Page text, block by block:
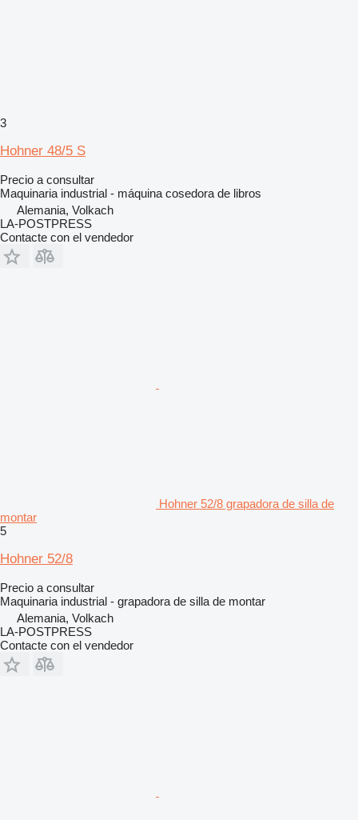
3
Hohner 48/5 S
Precio a consultar
Maquinaria industrial - máquina cosedora de libros
Alemania, Volkach
LA-POSTPRESS
Contacte con el vendedor
Hohner 52/8 grapadora de silla de
montar
5
Hohner 52/8
Precio a consultar
Maquinaria industrial - grapadora de silla de montar
Alemania, Volkach
LA-POSTPRESS
Contacte con el vendedor